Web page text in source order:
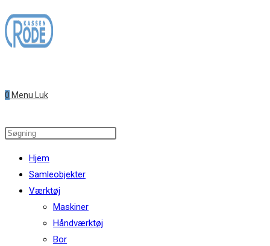
Skip
to
content
0 Menu Luk
Search
website
Hjem
Samleobjekter
Værktøj
Maskiner
Håndværktøj
Bor